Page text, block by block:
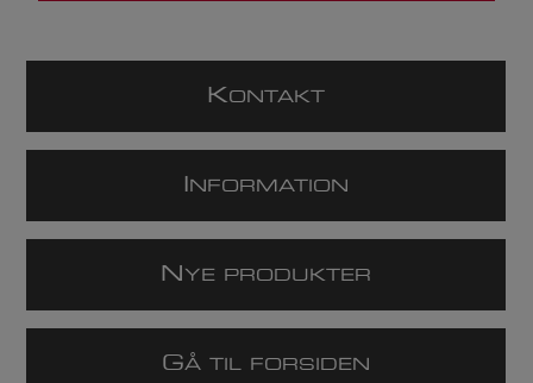
KONTAKT
NFORMATION
N YE PRODUKTER
GÅ TIL FORSIDEN